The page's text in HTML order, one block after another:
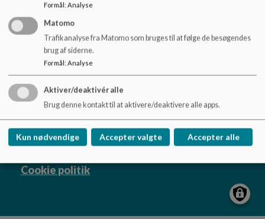
Viborg Børn & Unge
Prinsens Alle 5
pbp@viborg.dk
87878787
EAN NR. 5798004549308
Tilgængelighedserklæring
Sitemap
Cookie politik
Formål: Analyse
Matomo
Trafikanalyse fra Matomo som bruges til at følge de besøgendes
brug af siderne.
Formål: Analyse
Aktiver/deaktivér alle
Brug denne kontakt til at aktivere/deaktivere alle apps.
Kun nødvendige Accepter valgte Accepter alle